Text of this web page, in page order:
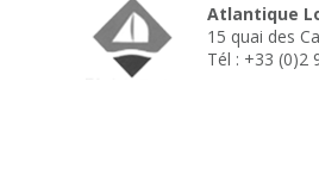
Atlantique
15 quai des
Tél : +33 (0)2